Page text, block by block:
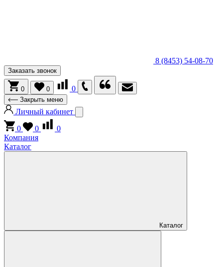
8 (8453) 54-08-70
Заказать звонок
0 0 0
Закрыть меню
Личный кабинет
0
0
0
Компания
Каталог
Каталог